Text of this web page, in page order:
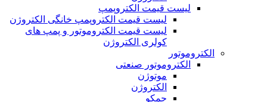
لیست قیمت الکتروپمپ
لیست قیمت الکتروپمپ خانگی الکتروژن
لیست قیمت الکتروموتور و پمپ های
کولری الکتروژن
الکتروموتور
الکتروموتور صنعتی
موتوژن
الکتروژن
جمکو